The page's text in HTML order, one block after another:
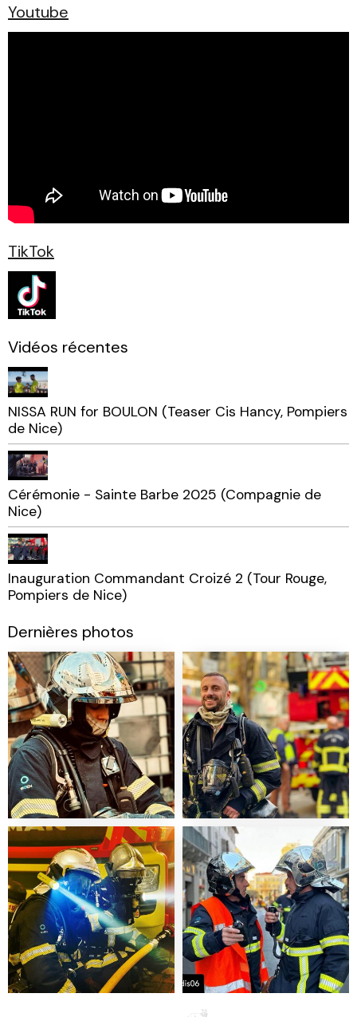
Youtube
TikTok
Vidéos récentes
NISSA RUN for BOULON (Teaser Cis Hancy, Pompiers
de Nice)
Cérémonie - Sainte Barbe 2025 (Compagnie de
Nice)
Inauguration Commandant Croizé 2 (Tour Rouge,
Pompiers de Nice)
Dernières photos